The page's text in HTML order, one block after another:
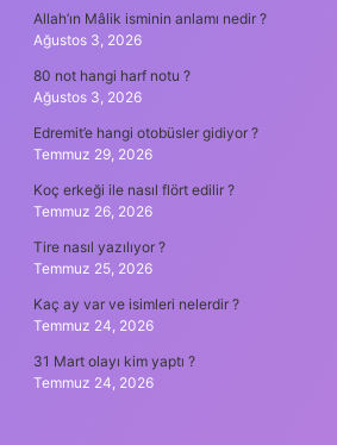
Allah’ın Mâlik isminin anlamı nedir ?
Ağustos 3, 2026
80 not hangi harf notu ?
Ağustos 3, 2026
Edremit’e hangi otobüsler gidiyor ?
Temmuz 29, 2026
Koç erkeği ile nasıl flört edilir ?
Temmuz 26, 2026
Tire nasıl yazılıyor ?
Temmuz 25, 2026
Kaç ay var ve isimleri nelerdir ?
Temmuz 24, 2026
31 Mart olayı kim yaptı ?
Temmuz 24, 2026